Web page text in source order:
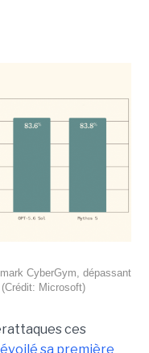
CyberGym, dépassant
Microsoft)
ces
sa première